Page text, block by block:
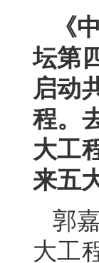
《
坛第
启动
程。
大工
来五
郭
大工